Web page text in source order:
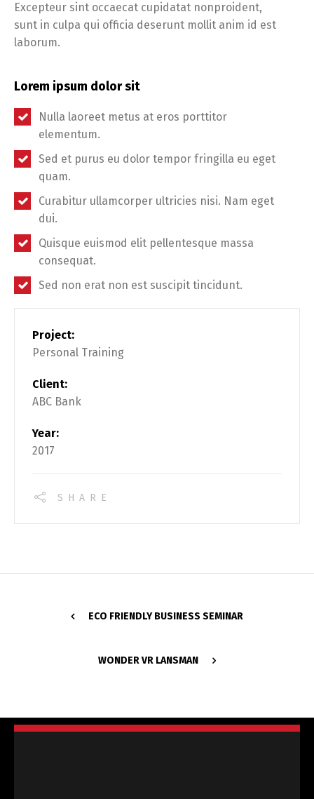
Excepteur sint occaecat cupidatat nonproident,
sunt in culpa qui officia deserunt mollit anim id est
laborum.
Lorem ipsum dolor sit
Nulla laoreet metus at eros porttitor
elementum.
Sed et purus eu dolor tempor fringilla eu eget
quam.
Curabitur ullamcorper ultricies nisi. Nam eget
dui.
Quisque euismod elit pellentesque massa
consequat.
Sed non erat non est suscipit tincidunt.
Project:
Personal Training
Client:
ABC Bank
Year:
2017
SHARE
ECO FRIENDLY BUSINESS SEMINAR
WONDER VR LANSMAN